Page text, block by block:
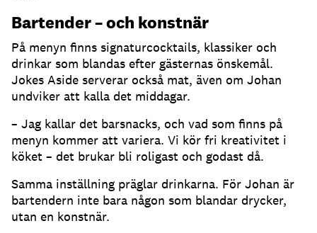
Bartender – och konstnär
På menyn finns signaturcocktails, klassiker och
drinkar som blandas efter gästernas önskemål.
Jokes Aside serverar också mat, även om Johan
undviker att kalla det middagar.
– Jag kallar det barsnacks, och vad som finns på
menyn kommer att variera. Vi kör fri kreativitet i
köket – det brukar bli roligast och godast då.
Samma inställning präglar drinkarna. För Johan är
bartendern inte bara någon som blandar drycker,
utan en konstnär.